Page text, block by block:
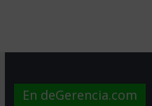
En deGerencia.com